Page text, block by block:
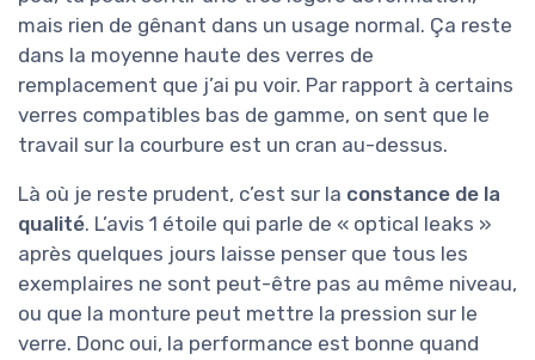
mais rien de gênant dans un usage normal. Ça reste
dans la moyenne haute des verres de
remplacement que j’ai pu voir. Par rapport à certains
verres compatibles bas de gamme, on sent que le
travail sur la courbure est un cran au-dessus.
Là où je reste prudent, c’est sur la constance de la
qualité. L’avis 1 étoile qui parle de « optical leaks »
après quelques jours laisse penser que tous les
exemplaires ne sont peut-être pas au même niveau,
ou que la monture peut mettre la pression sur le
verre. Donc oui, la performance est bonne quand